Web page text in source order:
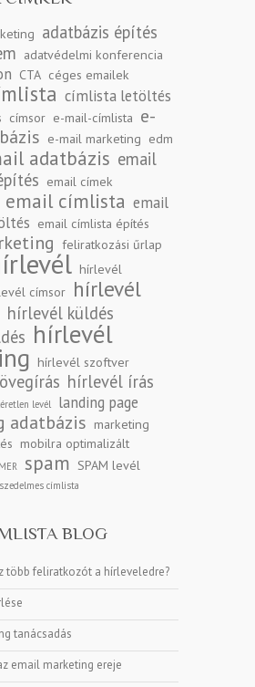
adatbázis építés
adatvédelmi konferencia
CTA céges emailek
címlista letöltés
címsor e-mail-címlista e-
e-mail marketing edm
adatbázis email
email címek
email címlista email
email címlista építés
feliratkozási űrlap
hírlevél
címsor hírlevél
hírlevél küldés
hírlevél
hírlevél szoftver
hírlevél írás
levél landing page
adatbázis marketing
mobilra optimalizált
spam SPAM levél
címlista
BLOG
több feliratkozót a hírleveledre?
tanácsadás
email marketing ereje